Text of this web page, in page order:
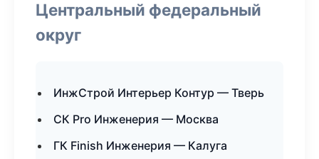
Центральный федеральный
округ
ИнжСтрой Интерьер Контур — Тверь
СК Pro Инженерия — Москва
ГК Finish Инженерия — Калуга